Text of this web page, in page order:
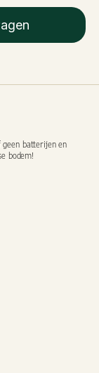
geen batterijen en
bodem!